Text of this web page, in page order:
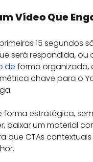
Vídeo Que
15 segundos
será respondida, ou
de forma organizada,
chave para o
forma estratégica,
baixar um material
que CTAs